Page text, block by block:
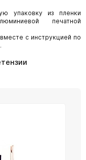
упаковку из пленки
печатной
с инструкцией по